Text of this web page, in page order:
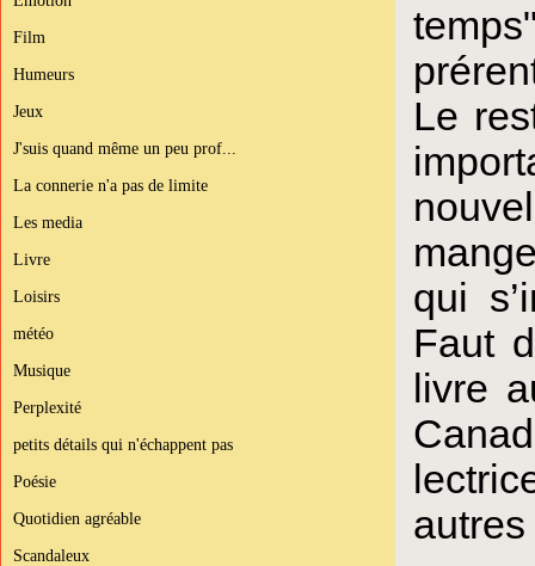
Film
Humeurs
Jeux
J'suis quand même un peu prof...
La connerie n'a pas de limite
Les media
Livre
Loisirs
météo
Musique
Perplexité
petits détails qui n'échappent pas
Poésie
Quotidien agréable
Scandaleux
Le
qui
Faut
livre
autres